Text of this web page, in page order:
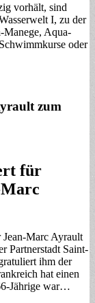
vorhält, sind
I, zu der
Manege, Aqua-
oder
zum
für
Jean-Marc Ayrault
Partnerstadt Saint-
ihm der
hat einen
Jährige war…